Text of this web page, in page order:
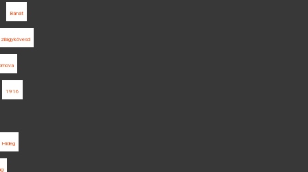
Bánát
1916
Hideg